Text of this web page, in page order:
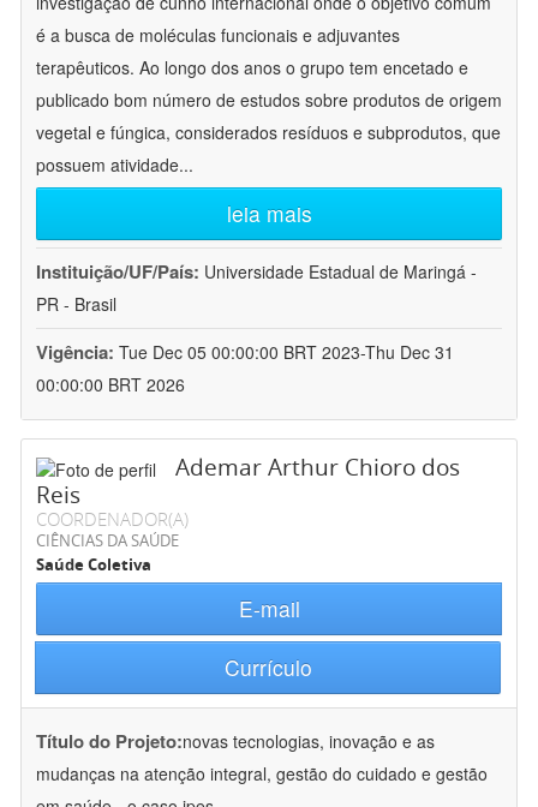
é a busca de moléculas funcionais e adjuvantes
terapêuticos. Ao longo dos anos o grupo tem encetado e
publicado bom número de estudos sobre produtos de origem
vegetal e fúngica, considerados resíduos e subprodutos, que
possuem atividade...
leia mais
Instituição/UF/País: Universidade Estadual de Maringá -
PR - Brasil
Vigência: Tue Dec 05 00:00:00 BRT 2023-Thu Dec 31
00:00:00 BRT 2026
Ademar Arthur Chioro dos
Reis
COORDENADOR(A)
CIÊNCIAS DA SAÚDE
Saúde Coletiva
E-mail
Currículo
Título do Projeto:novas tecnologias, inovação e as
mudanças na atenção integral, gestão do cuidado e gestão